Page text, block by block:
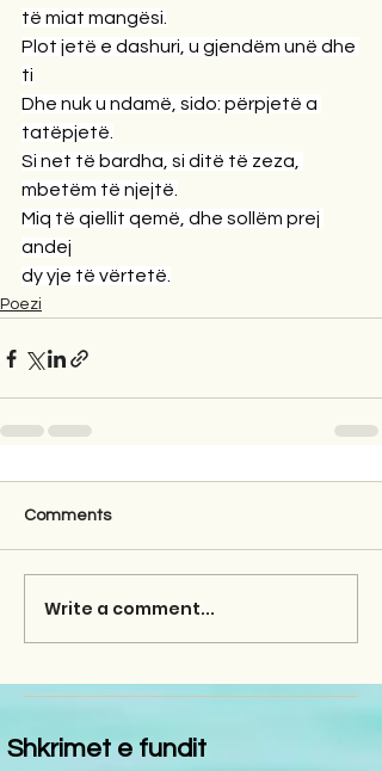
të miat mangësi.
Plot jetë e dashuri, u gjendëm unë dhe
ti
Dhe nuk u ndamë, sido: përpjetë a
tatëpjetë.
Si net të bardha, si ditë të zeza,
mbetëm të njejtë.
Miq të qiellit qemë, dhe sollëm prej
andej
dy yje të vërtetë.
Poezi
Comments
Write a comment...
Shkrimet e fundit